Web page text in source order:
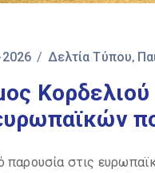
/ Δελτία Τύπου‚
παρουσία στις